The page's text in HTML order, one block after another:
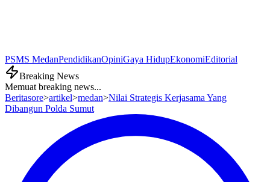
PSMS MedanPendidikanOpiniGaya HidupEkonomiEditorial
Breaking News
Memuat breaking news...
Beritasore>artikel>medan>Nilai Strategis Kerjasama Yang
Dibangun Polda Sumut